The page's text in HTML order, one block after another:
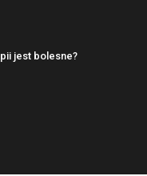
jest bolesne?